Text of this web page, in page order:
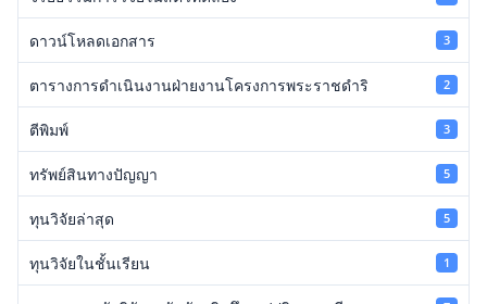
ดาวน์โหลดเอกสาร 3
ตารางการดำเนินงานฝ่ายงานโครงการพระราชดำริ 2
ตีพิมพ์ 3
ทรัพย์สินทางปัญญา 5
ทุนวิจัยล่าสุด 5
ทุนวิจัยในชั้นเรียน 1